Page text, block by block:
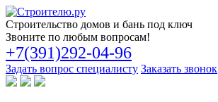
Строительство домов и бань под ключ
Звоните по любым вопросам!
+7(391)292-04-96
Задать вопрос специалисту Заказать звонок